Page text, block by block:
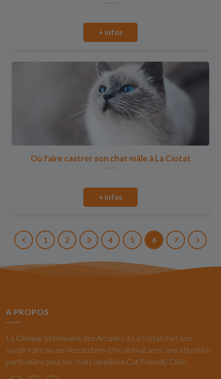
+ infos
Où faire castrer son chat mâle à La Ciotat
+ infos
1 2 3 4 5 6 7
A PROPOS
La Clinique Vétérinaire des Arcades à La Ciotat met son
savoir-faire au service du bien-être animal, avec une attention
particulière pour les chats labellisée Cat Friendly Clinic.